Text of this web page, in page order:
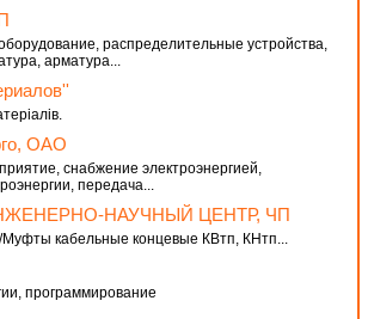
распределительные устройства,
арматура...
ОАО
снабжение электроэнергией,
передача...
НАУЧНЫЙ ЦЕНТР, ЧП
Муфты кабельные концевые КВтп, КНтп...
программирование